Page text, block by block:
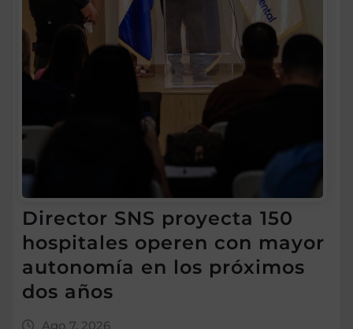
Director SNS proyecta 150
hospitales operen con mayor
autonomía en los próximos
dos años
Ago 7, 2026